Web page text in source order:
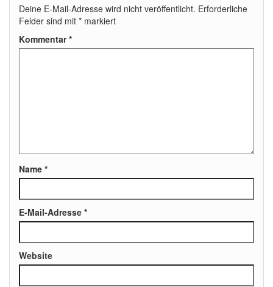
Deine E-Mail-Adresse wird nicht veröffentlicht. Erforderliche
Felder sind mit * markiert
Kommentar*
Name *
E-Mail-Adresse *
Website